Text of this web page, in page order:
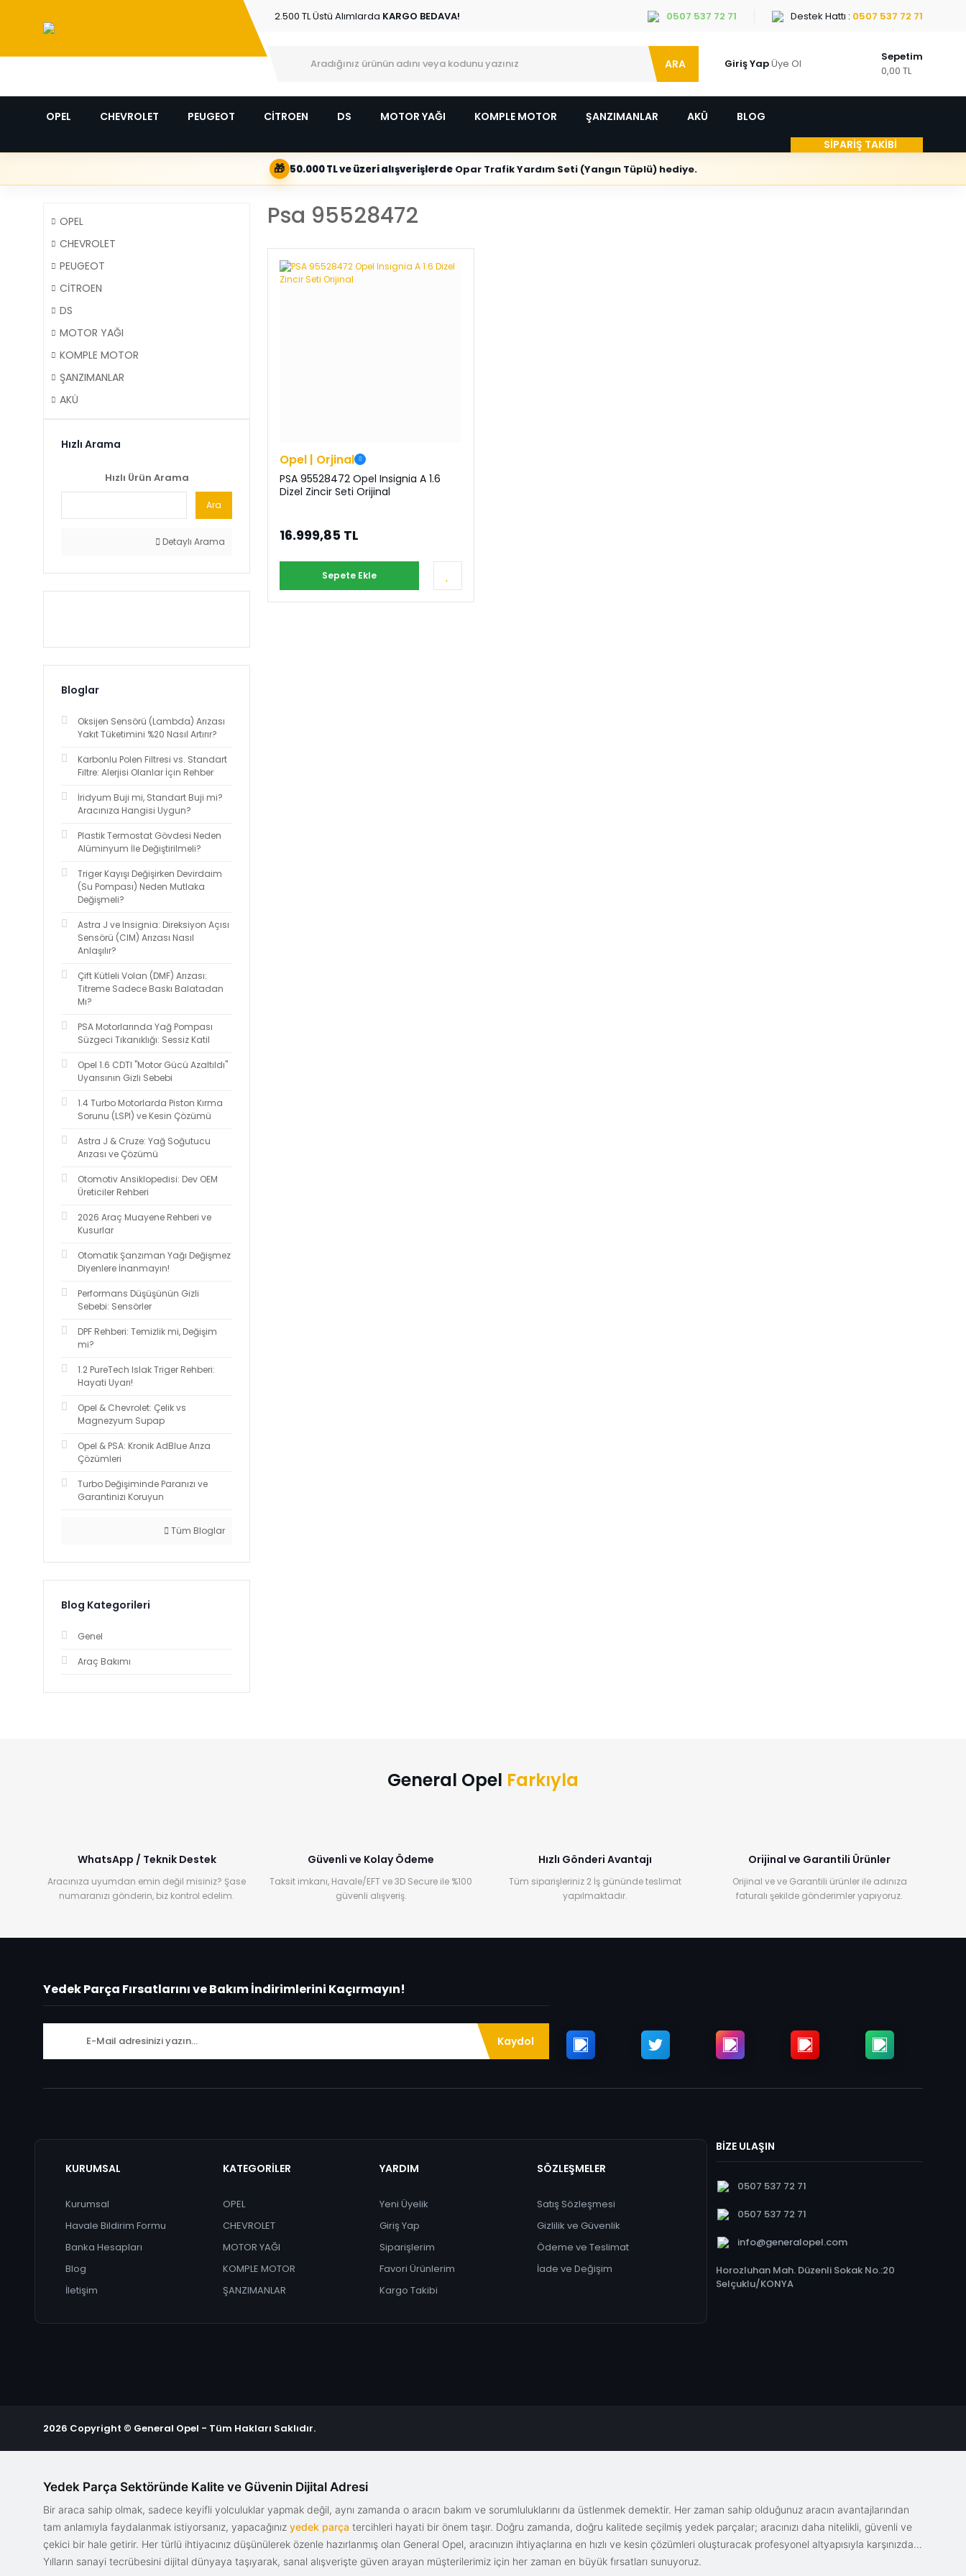
2.500 TL Üstü Alımlarda KARGO BEDAVA! 0507 537 72 71 Destek Hattı : 0507 537 72 71
ARA Giriş YapÜye Ol
Sepetim
0,00 TL
OPEL CHEVROLET PEUGEOT CİTROEN DS MOTOR YAĞI KOMPLE MOTOR ŞANZIMANLAR AKÜ
BLOG
SİPARİŞ TAKİBİ
🎁 50.000 TL ve üzeri alışverişlerdeOpar Trafik Yardım Seti (Yangın Tüplü) hediye.
OPEL
CHEVROLET
PEUGEOT
CİTROEN
DS
MOTOR YAĞI
KOMPLE MOTOR
ŞANZIMANLAR
AKÜ
Hızlı Arama
Hızlı Ürün Arama
Ara
Detaylı Arama
Bloglar
Oksijen Sensörü (Lambda) Arızası
Yakıt Tüketimini %20 Nasıl Artırır?
Karbonlu Polen Filtresi vs. Standart
Filtre: Alerjisi Olanlar İçin Rehber
İridyum Buji mi, Standart Buji mi?
Aracınıza Hangisi Uygun?
Plastik Termostat Gövdesi Neden
Alüminyum İle Değiştirilmeli?
Triger Kayışı Değişirken Devirdaim
(Su Pompası) Neden Mutlaka
Değişmeli?
Astra J ve Insignia: Direksiyon Açısı
Sensörü (CIM) Arızası Nasıl
Anlaşılır?
Çift Kütleli Volan (DMF) Arızası:
Titreme Sadece Baskı Balatadan
Mı?
PSA Motorlarında Yağ Pompası
Süzgeci Tıkanıklığı: Sessiz Katil
Opel 1.6 CDTI "Motor Gücü Azaltıldı"
Uyarısının Gizli Sebebi
1.4 Turbo Motorlarda Piston Kırma
Sorunu (LSPI) ve Kesin Çözümü
Astra J & Cruze: Yağ Soğutucu
Arızası ve Çözümü
Otomotiv Ansiklopedisi: Dev OEM
Üreticiler Rehberi
2026 Araç Muayene Rehberi ve
Kusurlar
Otomatik Şanzıman Yağı Değişmez
Diyenlere İnanmayın!
Performans Düşüşünün Gizli
Sebebi: Sensörler
DPF Rehberi: Temizlik mi, Değişim
mi?
1.2 PureTech Islak Triger Rehberi:
Hayati Uyarı!
Opel & Chevrolet: Çelik vs
Magnezyum Supap
Opel & PSA: Kronik AdBlue Arıza
Çözümleri
Turbo Değişiminde Paranızı ve
Garantinizi Koruyun
Tüm Bloglar
Blog Kategorileri
Genel
Araç Bakımı
Psa 95528472
Opel | Orjinal
PSA 95528472 Opel Insignia A 1.6
Dizel Zincir Seti Orijinal
16.999,85 TL
Sepete Ekle
General Opel Farkıyla
WhatsApp / Teknik Destek
Aracınıza uyumdan emin değil misiniz? Şase
numaranızı gönderin, biz kontrol edelim.
Güvenli ve Kolay Ödeme
Taksit imkanı, Havale/EFT ve 3D Secure ile %100
güvenli alışveriş.
Hızlı Gönderi Avantajı
Tüm siparişleriniz 2 İş gününde teslimat
yapılmaktadır.
Orijinal ve Garantili Ürünler
Orijinal ve ve Garantili ürünler ile adınıza
faturalı şekilde gönderimler yapıyoruz.
Yedek Parça Fırsatlarını ve Bakım İndirimlerini Kaçırmayın!
Kaydol
KURUMSAL
Kurumsal
Havale Bildirim Formu
Banka Hesapları
Blog
İletişim
KATEGORİLER
OPEL
CHEVROLET
MOTOR YAĞI
KOMPLE MOTOR
ŞANZIMANLAR
YARDIM
Yeni Üyelik
Giriş Yap
Siparişlerim
Favori Ürünlerim
Kargo Takibi
SÖZLEŞMELER
Satış Sözleşmesi
Gizlilik ve Güvenlik
Ödeme ve Teslimat
İade ve Değişim
BİZE ULAŞIN
0507 537 72 71
0507 537 72 71
info@generalopel.com
Horozluhan Mah. Düzenli Sokak No.:20
Selçuklu/KONYA
2026 Copyright © General Opel - Tüm Hakları Saklıdır.
Yedek Parça Sektöründe Kalite ve Güvenin Dijital Adresi
Bir araca sahip olmak, sadece keyifli yolculuklar yapmak değil, aynı zamanda o aracın bakım ve sorumluluklarını da üstlenmek demektir. Her zaman sahip olduğunuz aracın avantajlarından
tam anlamıyla faydalanmak istiyorsanız, yapacağınız yedek parça tercihleri hayati bir önem taşır. Doğru zamanda, doğru kalitede seçilmiş yedek parçalar; aracınızı daha nitelikli, güvenli ve
çekici bir hale getirir. Her türlü ihtiyacınız düşünülerek özenle hazırlanmış olan General Opel, aracınızın ihtiyaçlarına en hızlı ve kesin çözümleri oluşturacak profesyonel altyapısıyla karşınızda.
Yılların sanayi tecrübesini dijital dünyaya taşıyarak, sanal alışverişte güven arayan müşterilerimiz için her zaman en büyük fırsatları sunuyoruz.